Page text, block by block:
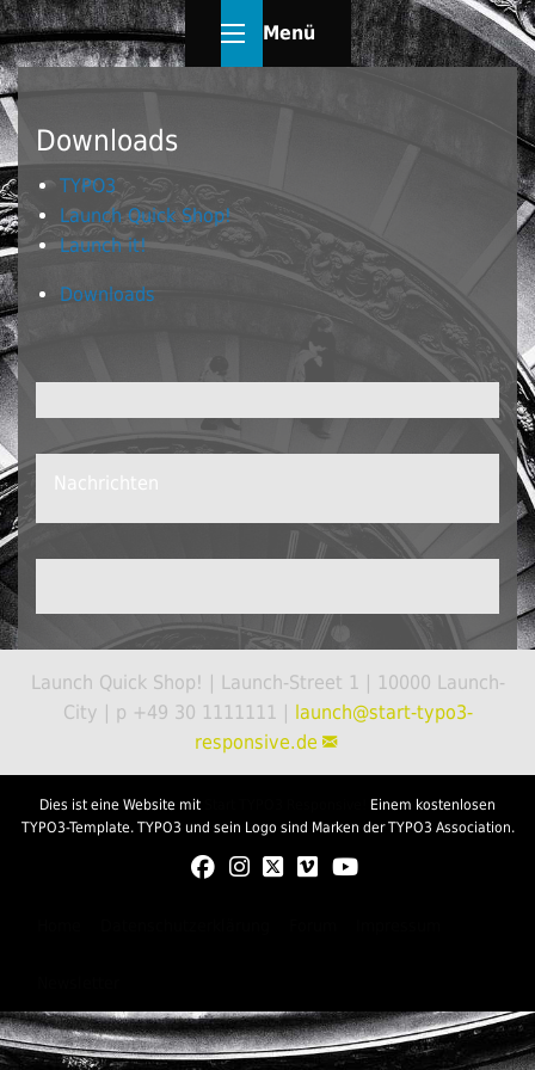
Menü
Downloads
TYPO3
Launch Quick Shop!
Launch it!
Downloads
Nachrichten
Launch Quick Shop! | Launch-Street 1 | 10000 Launch-
City | p +49 30 1111111 | launch@start-typo3-
responsive.de
Dies ist eine Website mit
Einem kostenlosen
TYPO3-Template. TYPO3 und sein Logo sind Marken der TYPO3 Association.